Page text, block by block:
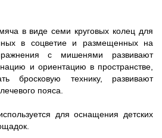
в виде семи круговых колец для
в соцветие и размещенных на
с мишенями развивают
и ориентацию в пространстве,
бросковую технику, развивают
пояса.
для оснащения детских